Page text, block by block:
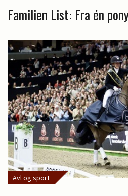
Familien List: Fra én
Avl og sport